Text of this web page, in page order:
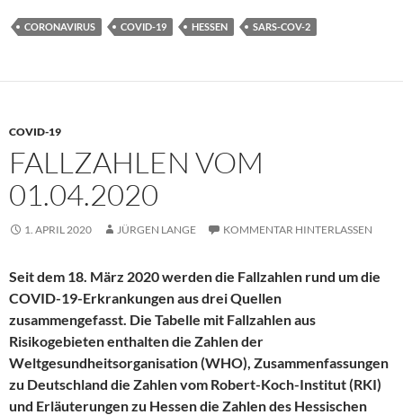
CORONAVIRUS COVID-19 HESSEN SARS-COV-2
COVID-19
FALLZAHLEN VOM
01.04.2020
1. APRIL 2020 JÜRGEN LANGE KOMMENTAR HINTERLASSEN
Seit dem 18. März 2020 werden die Fallzahlen rund um die
COVID-19-Erkrankungen aus drei Quellen
zusammengefasst. Die Tabelle mit Fallzahlen aus
Risikogebieten enthalten die Zahlen der
Weltgesundheitsorganisation (WHO), Zusammenfassungen
zu Deutschland die Zahlen vom Robert-Koch-Institut (RKI)
und Erläuterungen zu Hessen die Zahlen des Hessischen